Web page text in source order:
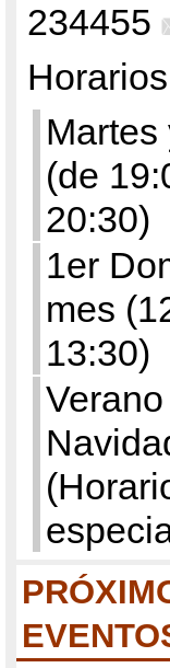
234455
Martes
(de
20:30)
1er
mes
13:30)